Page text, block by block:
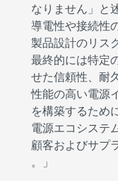
なりません」と
導電性や接続性
製品設計のリス
最終的には特定
せた信頼性、耐
性能の高い電源
を構築するために
電源エコシステ
顧客およびサプ
。」